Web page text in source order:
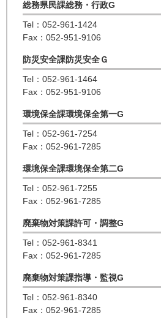
総務県民課総務・行政G
Tel：052-961-1424
Fax：052-951-9106
防災安全課防災安全Ｇ
Tel：052-961-1464
Fax：052-951-9106
環境保全課環境保全第一G
Tel：052-961-7254
Fax：052-961-7285
環境保全課環境保全第二G
Tel：052-961-7255
Fax：052-961-7285
廃棄物対策課許可・調整G
Tel：052-961-8341
Fax：052-961-7285
廃棄物対策課指導・監視G
Tel：052-961-8340
Fax：052-961-7285